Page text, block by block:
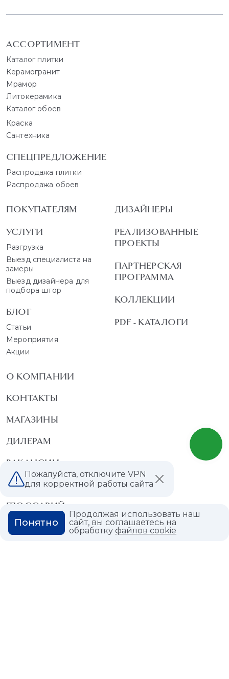
АССОРТИМЕНТ
Каталог плитки
Керамогранит
Мрамор
Литокерамика
Каталог обоев
Краска
Сантехника
СПЕЦПРЕДЛОЖЕНИЕ
Распродажа плитки
Распродажа обоев
ПОКУПАТЕЛЯМ
УСЛУГИ
Разгрузка
Выезд специалиста на
замеры
Выезд дизайнера для
подбора штор
БЛОГ
Статьи
Мероприятия
Акции
ДИЗАЙНЕРЫ
РЕАЛИЗОВАННЫЕ
ПРОЕКТЫ
ПАРТНЕРСКАЯ
ПРОГРАММА
КОЛЛЕКЦИИ
PDF - КАТАЛОГИ
О КОМПАНИИ
КОНТАКТЫ
МАГАЗИНЫ
ДИЛЕРАМ
ВАКАНСИИ
ВОПРОС ОТВЕТ
ГЛОССАРИЙ
Пожалуйста, отключите VPN
для корректной работы сайта
Продолжая использовать наш
сайт, вы соглашаетесь на
обработкуфайлов cookie
Понятно